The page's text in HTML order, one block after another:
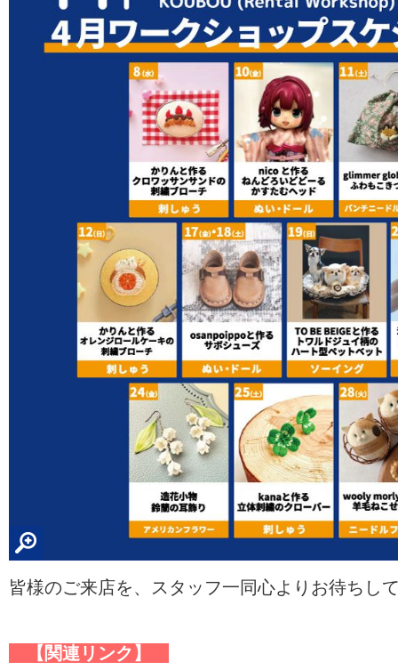
皆様のご来店を、スタッフ一同心よりお待ちし
【関連リンク】